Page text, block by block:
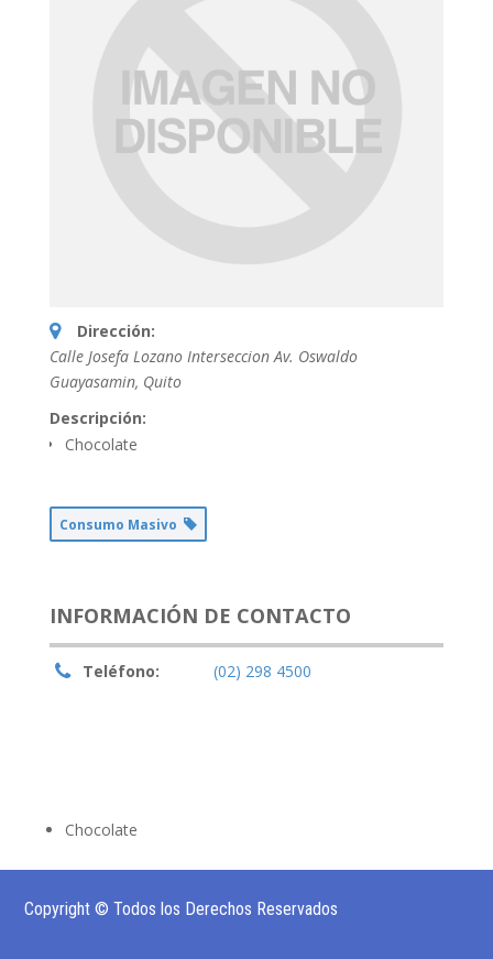
Dirección:
Calle Josefa Lozano Interseccion Av. Oswaldo
Guayasamin, Quito
Descripción:
Chocolate
Consumo Masivo
INFORMACIÓN DE CONTACTO
Teléfono: (02) 298 4500
Chocolate
Copyright © Todos los Derechos Reservados